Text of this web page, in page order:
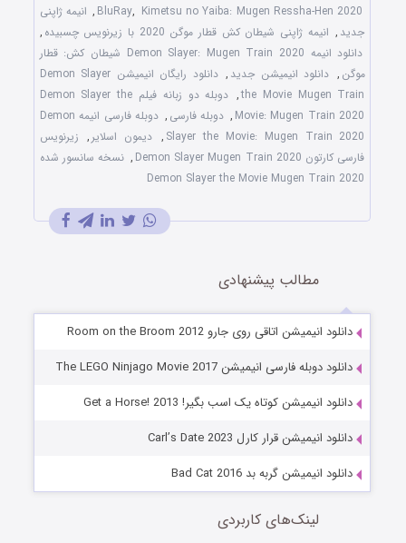
BluRay, Kimetsu no Yaiba: Mugen Ressha-Hen 2020
, انیمه ژاپنی
جدید , انیمه ژاپنی شیطان کش قطار موگن 2020 با زیرنویس چسبیده
,
دانلود انیمه Demon Slayer: Mugen Train 2020 شیطان کش: قطار
موگن , دانلود انیمیشن جدید ,
دانلود رایگان انیمیشن Demon Slayer
the Movie Mugen Train
,
دوبله دو زبانه فیلم Demon Slayer the
Movie: Mugen Train 2020
, دوبله فارسی ,
دوبله فارسی انیمه Demon
Slayer the Movie: Mugen Train 2020
, دیمون اسلایر , زیرنویس
فارسی کارتون Demon Slayer Mugen Train 2020
, نسخه سانسور شده
Demon Slayer the Movie Mugen Train 2020
مطالب پیشنهادی
دانلود انیمیشن اتاقی روی جارو Room on the Broom 2012
دانلود دوبله فارسی انیمیشن The LEGO Ninjago Movie 2017
دانلود انیمیشن کوتاه یک اسب بگیر! Get a Horse! 2013
دانلود انیمیشن قرار کارل Carl’s Date 2023
دانلود انیمیشن گربه بد Bad Cat 2016
لینک‌های کاربردی